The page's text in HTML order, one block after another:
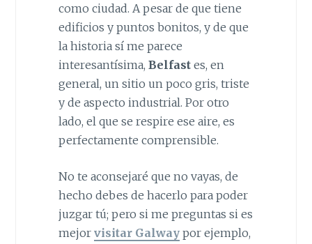
como ciudad. A pesar de que tiene
edificios y puntos bonitos, y de que
la historia sí me parece
interesantísima, Belfastes, en
general, un sitio un poco gris, triste
y de aspecto industrial. Por otro
lado, el que se respire ese aire, es
perfectamente comprensible.
No te aconsejaré que no vayas, de
hecho debes de hacerlo para poder
juzgar tú; pero si me preguntas si es
mejor visitar Galwaypor ejemplo,